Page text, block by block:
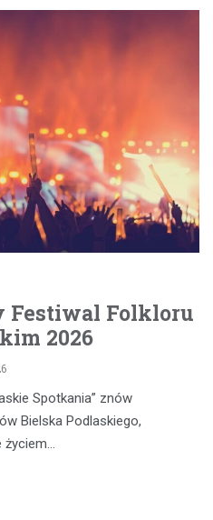
Festiwal Folkloru
2026
Spotkania” znów
Bielska Podlaskiego,
życiem…